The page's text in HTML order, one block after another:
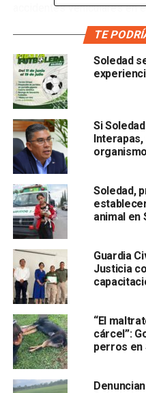
accidentes vehiculares en
Sostuvo que en una menor
distracciones como puede
o ir texteando, pese a ello
va a la baja.
Además, detalló que en lo
Departamento de Peritos
con saldo de 8 lesionados
Las rutas de mayor
Matehuala, Río
que se haya tomado la
dispositivo regulador de
TE
Soledad
Si
Soledad,
animal en
Guardia
Justicia
“El
cárcel”:
perros en